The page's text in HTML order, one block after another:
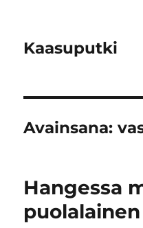
Kaasuputki
Avainsana:
Hangessa